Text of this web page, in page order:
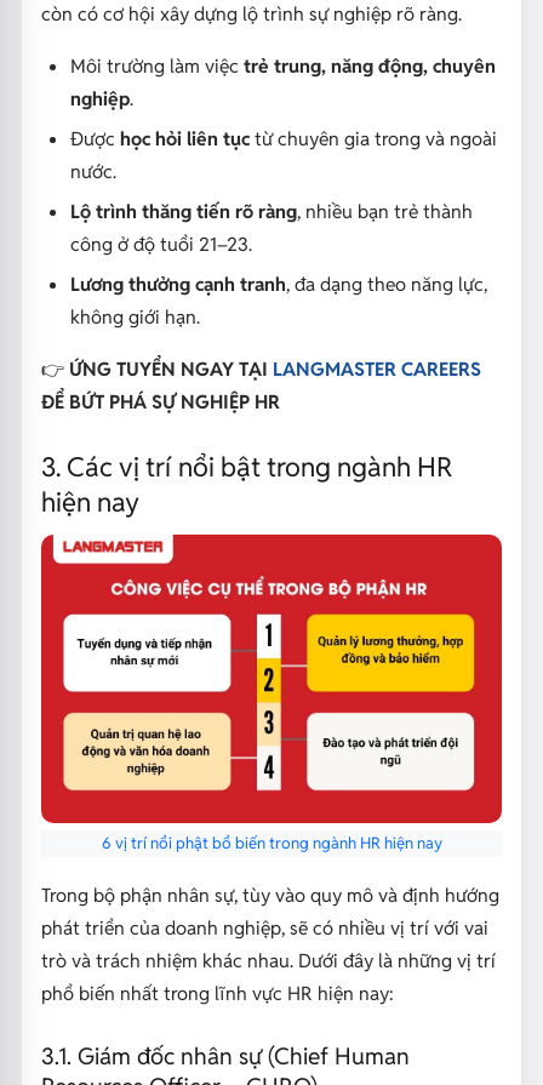
còn có cơ hội xây dựng lộ trình sự nghiệp rõ ràng.
Môi trường làm việc trẻ trung, năng động, chuyên
nghiệp.
Được học hỏi liên tụctừ chuyên gia trong và ngoài
nước.
Lộ trình thăng tiến rõ ràng, nhiều bạn trẻ thành
công ở độ tuổi 21–23.
Lương thưởng cạnh tranh, đa dạng theo năng lực,
không giới hạn.
👉 ỨNG TUYỂN NGAY TẠI LANGMASTER CAREERS
ĐỂ BỨT PHÁ SỰ NGHIỆP HR
3. Các vị trí nổi bật trong ngành HR
hiện nay
6 vị trí nổi phật bổ biến trong ngành HR hiện nay
Trong bộ phận nhân sự, tùy vào quy mô và định hướng
phát triển của doanh nghiệp, sẽ có nhiều vị trí với vai
trò và trách nhiệm khác nhau. Dưới đây là những vị trí
phổ biến nhất trong lĩnh vực HR hiện nay:
3.1. Giám đốc nhân sự (Chief Human